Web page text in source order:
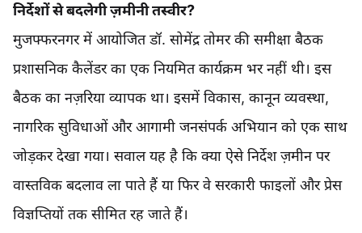
निर्देशों से बदलेगी ज़मीनी तस्वीर?
मुजफ्फरनगर में आयोजित डॉ. सोमेंद्र तोमर की समीक्षा बैठक
प्रशासनिक कैलेंडर का एक नियमित कार्यक्रम भर नहीं थी। इस
बैठक का नज़रिया व्यापक था। इसमें विकास, कानून व्यवस्था,
नागरिक सुविधाओं और आगामी जनसंपर्क अभियान को एक साथ
जोड़कर देखा गया। सवाल यह है कि क्या ऐसे निर्देश ज़मीन पर
वास्तविक बदलाव ला पाते हैं या फिर वे सरकारी फाइलों और प्रेस
विज्ञप्तियों तक सीमित रह जाते हैं।